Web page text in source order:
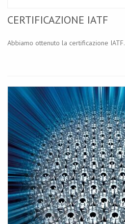
CERTIFICAZIONE IATF
Abbiamo ottenuto la certificazione IATF.